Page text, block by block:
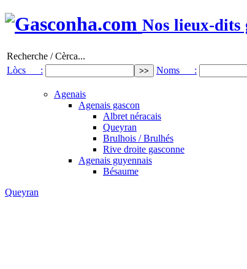
Nos lieux-dits
Recherche / Cèrca...
Lòcs :
Noms :
Agenais
Agenais gascon
Albret néracais
Queyran
Brulhois / Brulhés
Rive droite gasconne
Agenais guyennais
Bésaume
Queyran